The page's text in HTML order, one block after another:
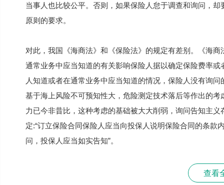
当事人也比较公平。否则，如果保险人怠于调查和询问，
原则的要求。
对此，我国《海商法》和《保险法》的规定有差别。《海
通常业务中应当知道的有关影响保险人据以确定保险费率
人知道或者在通常业务中应当知道的情况，保险人没有询
基于海上风险不可预知性大，危险测定技术落后等作出的
力已今非昔比，这种考虑的基础被大大削弱，询问告知主
定:“订立保险合同保险人应当向投保人说明保险合同的条
问，投保人应当如实告知”。
查看